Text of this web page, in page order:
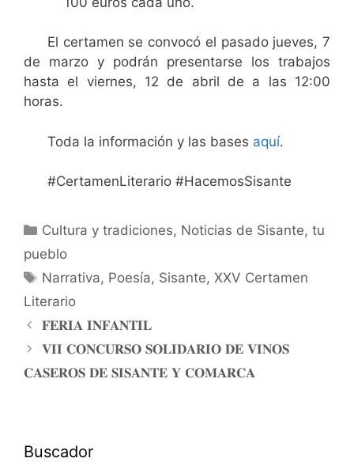
El certamen se convocó el pasado jueves, 7
de marzo y podrán presentarse los trabajos
hasta el viernes, 12 de abril de a las 12:00
horas.
Toda la información y las bases aquí.
#CertamenLiterario #HacemosSisante
Cultura y tradiciones, Noticias de Sisante, tu
pueblo
Narrativa, Poesía, Sisante,XXV Certamen
Literario
𝐅𝐄𝐑𝐈𝐀 𝐈𝐍𝐅𝐀𝐍𝐓𝐈𝐋
𝐕𝐈𝐈 𝐂𝐎𝐍𝐂𝐔𝐑𝐒𝐎 𝐒𝐎𝐋𝐈𝐃𝐀𝐑𝐈𝐎 𝐃𝐄 𝐕𝐈𝐍𝐎𝐒
𝐂𝐀𝐒𝐄𝐑𝐎𝐒 𝐃𝐄 𝐒𝐈𝐒𝐀𝐍𝐓𝐄 𝐘 𝐂𝐎𝐌𝐀𝐑𝐂𝐀
Buscador